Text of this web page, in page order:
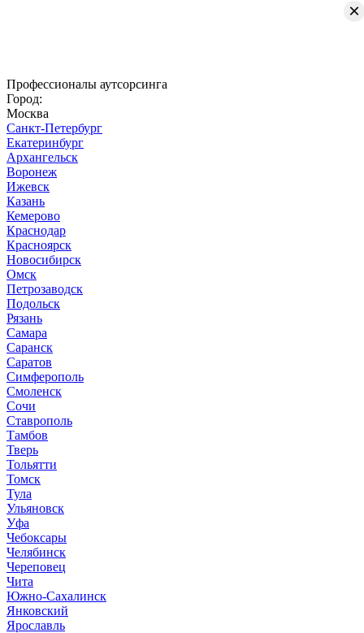
Профессионалы аутсорсинга
Город:
Москва
Санкт-Петербург
Екатеринбург
Архангельск
Воронеж
Ижевск
Казань
Кемерово
Краснодар
Красноярск
Новосибирск
Омск
Петрозаводск
Подольск
Рязань
Самара
Саранск
Саратов
Симферополь
Смоленск
Сочи
Ставрополь
Тамбов
Тверь
Тольятти
Томск
Тула
Ульяновск
Уфа
Чебоксары
Челябинск
Череповец
Чита
Южно-Сахалинск
Янковский
Ярославль
×